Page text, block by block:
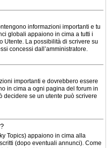
informazioni importanti e tu
globali appaiono in cima a tutti i
Utente. La possibilità di scrivere su
concessi dall’amministratore.
importanti e dovrebbero essere
in cima a ogni pagina del forum in
decidere se un utente può scrivere
Topics) appaiono in cima alla
(dopo eventuali annunci). Come